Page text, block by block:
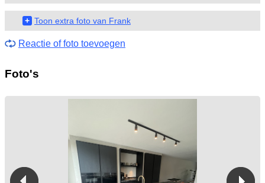
+ Toon extra foto van Frank
Reactie of foto toevoegen
Foto's